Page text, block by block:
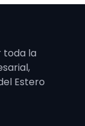
toda la
Estero